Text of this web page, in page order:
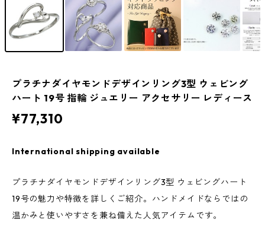
プラチナダイヤモンドデザインリング3型 ウェビング
ハート 19号 指輪 ジュエリー アクセサリー レディース
¥77,310
International shipping available
プラチナダイヤモンドデザインリング3型 ウェビングハート
19号の魅力や特徴を詳しくご紹介。ハンドメイドならではの
温かみと使いやすさを兼ね備えた人気アイテムです。